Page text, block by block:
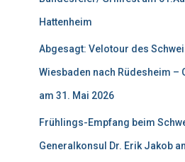
Hattenheim
Abgesagt: Velotour des
Wiesbaden nach Rüdesheim –
am 31. Mai 2026
Frühlings-Empfang beim
Generalkonsul Dr. Erik Jakob